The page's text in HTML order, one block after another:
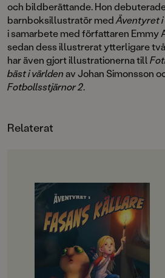
och bildberättande. Hon
barnboksillustratör medÄventyret
i samarbete med författaren Emmy
sedan dess illustrerat ytterligare
har även gjort illustrationerna till
bäst i världenav Johan Simonsson
Fotbollsstjärnor 2.
Relaterat
OM BOKEN
"Författaren Emmy Abrahamson
har återigen lyckats väva in
kunskap om olika djur på ett
lekfullt och naturligt sätt. Gåtorna
är även de ett återkommande inslag
i alla tre böcker som är roliga att